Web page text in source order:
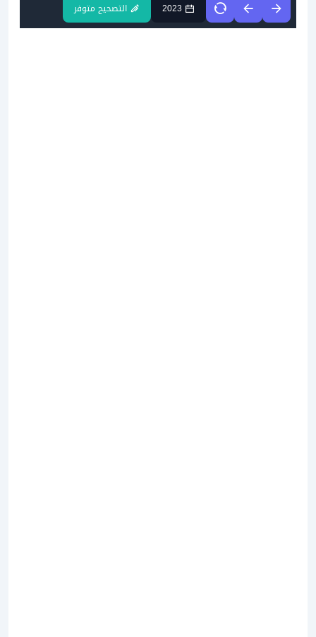
2023 التصحيح متوفر